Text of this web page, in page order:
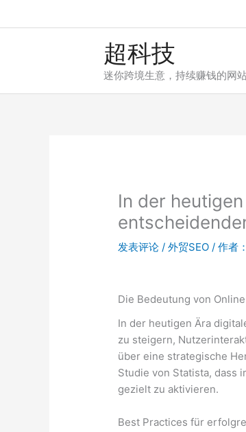
超科技
迷你跨境生意，持续赚钱的网
In der
发表评论 /外贸SEO / 作者：
Die Bedeutung von
In der heutigen Ära
zu steigern,
über eine strategische
Studie von Statista, dass
gezielt zu aktivieren.
Best Practices für